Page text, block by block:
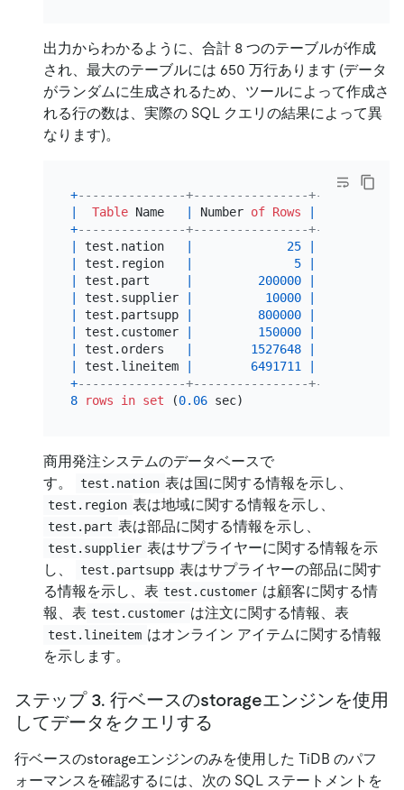
出力からわかるように、合計 8 つのテーブルが作成
され、最大のテーブルには 650 万行あります (データ
がランダムに生成されるため、ツールによって作成さ
れる行の数は、実際の SQL クエリの結果によって異
なります)。
+---------------+----------------+-----------
Table Name Number of Rows
+---------------+----------------+-----------
test.nation 25
test.region 5
test.part 200000
test.supplier 10000
test.partsupp 800000
test.customer 150000
test.orders 1527648
test.lineitem 6491711
+---------------+----------------+-----------
8
rows in set (0.06
商用発注システムのデータベースで
す。
test.nation 表は国に関する情報を示し、
test.region 表は地域に関する情報を示し、
test.part 表は部品に関する情報を示し、
test.supplier 表はサプライヤーに関する情報を示
し、
test.partsupp 表はサプライヤーの部品に関す
る情報を示し、表 test.customer は顧客に関する情
報、表 test.customer は注文に関する情報、表
test.lineitem はオンライン アイテムに関する情報
を示します。
ステップ 3. 行ベースのstorageエンジンを使用
してデータをクエリする
行ベースのstorageエンジンのみを使用した TiDB のパフ
ォーマンスを確認するには、次の SQL ステートメントを